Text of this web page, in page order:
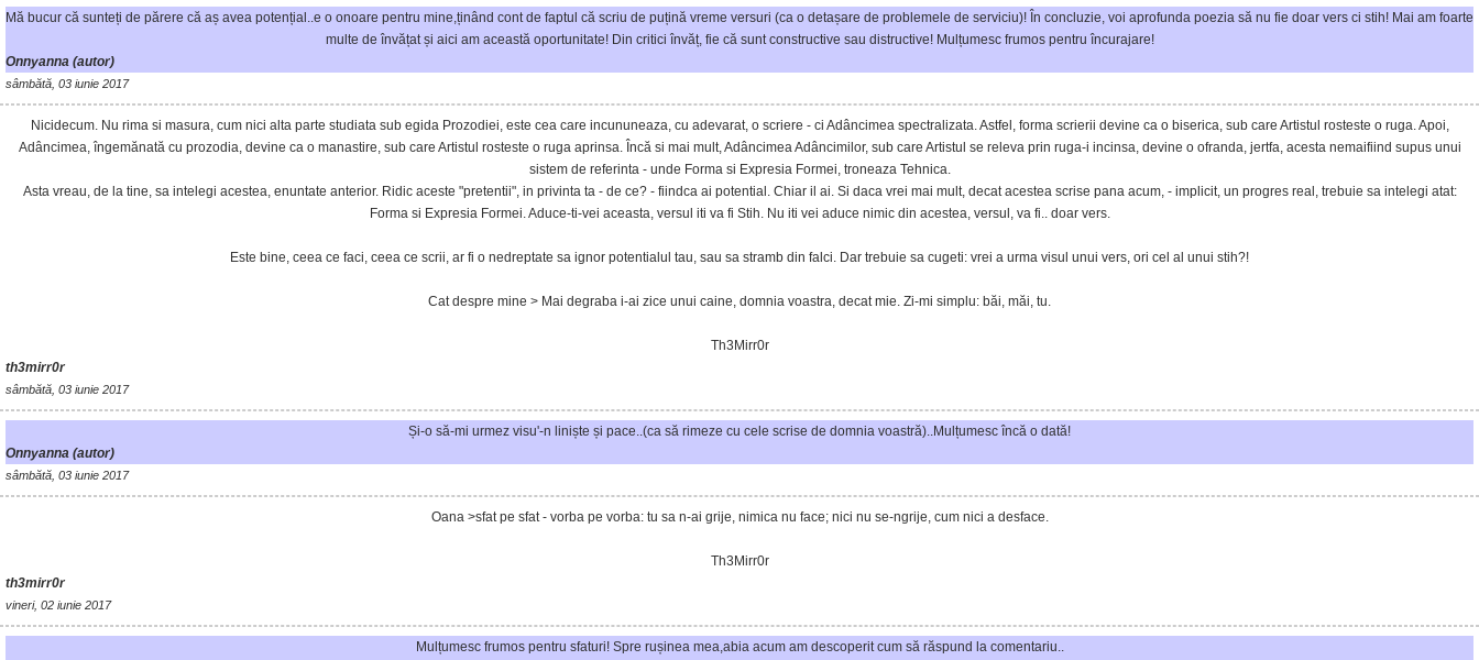
Mă bucur că sunteți de părere că aș avea potențial..e o onoare pentru mine,ținând cont de faptul că scriu de puțină vreme versuri (ca o detașare de problemele de serviciu)! În concluzie, voi aprofunda poezia să nu fie doar vers ci stih! Mai am foarte
multe de învățat și aici am această oportunitate! Din critici învăț, fie că sunt constructive sau distructive! Mulțumesc frumos pentru încurajare!
Onnyanna (autor)
sâmbătă, 03 iunie 2017
Nicidecum. Nu rima si masura, cum nici alta parte studiata sub egida Prozodiei, este cea care incununeaza, cu adevarat, o scriere - ci Adâncimea spectralizata. Astfel, forma scrierii devine ca o biserica, sub care Artistul rosteste o ruga. Apoi,
Adâncimea, îngemănată cu prozodia, devine ca o manastire, sub care Artistul rosteste o ruga aprinsa. Încă si mai mult, Adâncimea Adâncimilor, sub care Artistul se releva prin ruga-i incinsa, devine o ofranda, jertfa, acesta nemaifiind supus unui
sistem de referinta - unde Forma si Expresia Formei, troneaza Tehnica.
Asta vreau, de la tine, sa intelegi acestea, enuntate anterior. Ridic aceste "pretentii", in privinta ta - de ce? - fiindca ai potential. Chiar il ai. Si daca vrei mai mult, decat acestea scrise pana acum, - implicit, un progres real, trebuie sa intelegi atat:
Forma si Expresia Formei. Aduce-ti-vei aceasta, versul iti va fi Stih. Nu iti vei aduce nimic din acestea, versul, va fi.. doar vers.
Este bine, ceea ce faci, ceea ce scrii, ar fi o nedreptate sa ignor potentialul tau, sau sa stramb din falci. Dar trebuie sa cugeti: vrei a urma visul unui vers, ori cel al unui stih?!
Cat despre mine > Mai degraba i-ai zice unui caine, domnia voastra, decat mie. Zi-mi simplu: băi, măi, tu.
Th3Mirr0r
th3mirr0r
sâmbătă, 03 iunie 2017
Și-o să-mi urmez visu'-n liniște și pace..(ca să rimeze cu cele scrise de domnia voastră)..Mulțumesc încă o dată!
Onnyanna (autor)
sâmbătă, 03 iunie 2017
Oana >sfat pe sfat - vorba pe vorba: tu sa n-ai grije, nimica nu face; nici nu se-ngrije, cum nici a desface.
Th3Mirr0r
th3mirr0r
vineri, 02 iunie 2017
Mulțumesc frumos pentru sfaturi! Spre rușinea mea,abia acum am descoperit cum să răspund la comentariu..